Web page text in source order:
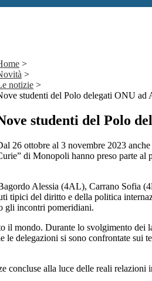
>
>
notizie >
studenti del Polo delegati ONU ad
studenti del Polo
26 ottobre al 3 novembre 2023
di Monopoli hanno preso parte al
Alessia (4AL), Carrano Sofia
tipici del diritto e della politica
gli incontri pomeridiani.
il mondo. Durante lo svolgimento
delegazioni si sono confrontate sui
concluse alla luce delle reali relazioni